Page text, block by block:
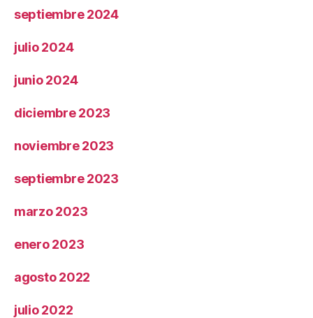
septiembre 2024
julio 2024
junio 2024
diciembre 2023
noviembre 2023
septiembre 2023
marzo 2023
enero 2023
agosto 2022
julio 2022